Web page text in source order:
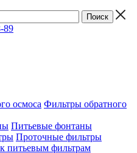
89
Фильтры обратного
Питьевые фонтаны
Проточные фильтры